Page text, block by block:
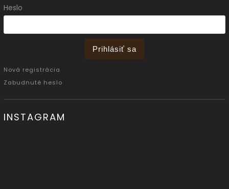
Heslo
Prihlásiť sa
Nová registrácia
Zabudnuté heslo
INSTAGRAM